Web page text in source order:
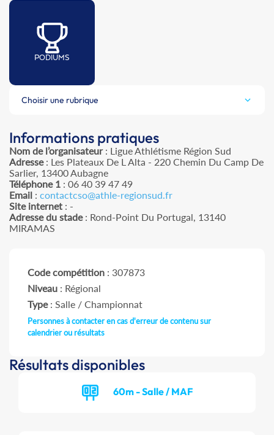
PODIUMS
Choisir une rubrique
Informations pratiques
Nom de l’organisateur: Ligue Athlétisme Région Sud
Adresse: Les Plateaux De L Alta - 220 Chemin Du Camp De
Sarlier, 13400 Aubagne
Téléphone 1 : 06 40 39 47 49
Email : contactcso@athle-regionsud.fr
Site internet : -
Adresse du stade: Rond-Point Du Portugal, 13140
MIRAMAS
Code compétition : 307873
Niveau : Régional
Type: Salle / Championnat
Personnes à contacter en cas d'erreur de contenu sur
calendrier ou résultats
Résultats disponibles
60m - Salle / MAF